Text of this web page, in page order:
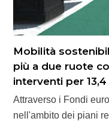
Mobilità
più a due ruote
interventi per
Attraverso i Fondi
nell'ambito dei piani